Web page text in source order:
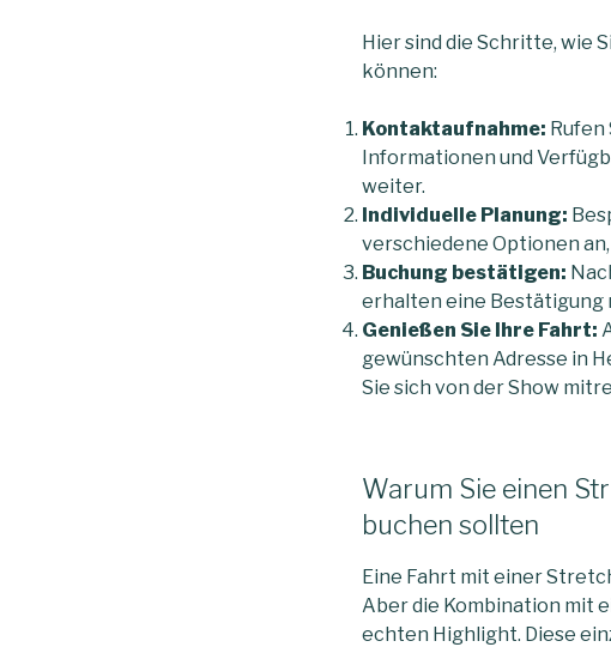
Hier sind die Schritte, wie
können:
Kontaktaufnahme: Rufen
Informationen und
weiter.
Individuelle Planung:
verschiedene Optionen
Buchung bestätigen:
erhalten eine Bestätigung
Genießen Sie Ihre Fahrt:
gewünschten Adresse in
Sie sich von der Show
Warum Sie einen
buchen sollten
Eine Fahrt mit einer
Aber die Kombination mit
echten Highlight. Diese